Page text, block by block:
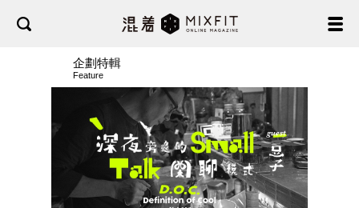
企劃特輯
Feature